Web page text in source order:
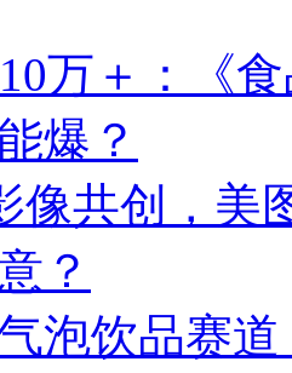
万＋：《
爆？
像共创，美
？
泡饮品赛